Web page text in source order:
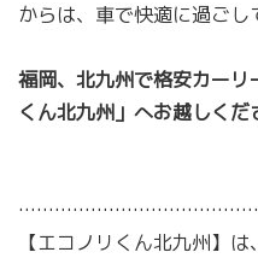
からは、車で快適に過ごし
福岡、北九州で格安カーリ
くん北九州」へお越しくだ
【エコノリくん北九州】